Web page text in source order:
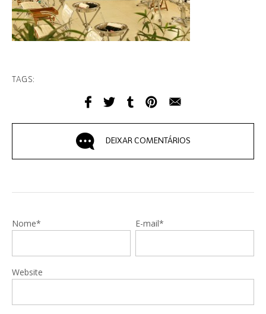
TAGS:
DEIXAR COMENTÁRIOS
Nome* E-mail*
Website